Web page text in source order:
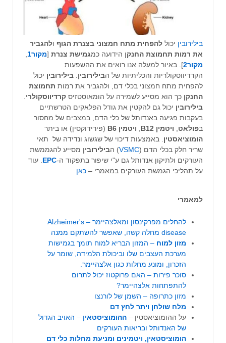
בילירובין יכול להפחית מתח חמצוני בצנרת הגוף ולהגביר
את רמות תחמוצת החנקן הידועה כמגמישת צנרת [מקור1
מקור2 ]. באיור למעלה אנו רואים את ההשפעות
הקרדיווסקולריות והכליתיות של הבילירובין בילירובין יכול
להפחית מתח חמצוני בכלי דם, ולהגביר את רמות תחמוצת
החנקן כך הוא מסייע לשמירה על הומאוסטזיס קרדיווסקולרי
בילירובין יכול גם להקטין את גודל הפלאקים הטרשתיים
בעקבות פגיעה באנדותל של כלי הדם, במצבים של מחסור
בפולאט ויטמין B12 ויטמין B6
(פירידוקסין) או ביתר
הומוציאסטין . באמצעות דיכוי של שגשוג ונדידה של תאי
שריר חלק בכלי הדם (VSMC) הבילירובין מסייע להגממשת
העורקים ולתיקון אנדותל גם ע"י שיפור בתפקוד ה-EPC . עוד
על תהליכי הגמשת העורקים במאמרי – כאן
למאמרי
להחלים מפרקינסון ומאלצהיימר
– Alzheimer's
disease מחלה קשה, שאפשר להשתקם ממנה
מזון למוח – המזון הבריא למוח תומך בגמישות
מערכת העצבים שלו וביכולת הלמידה, שומר על
הזכרון, ומונע מחלות כגון אלצהיימר.
סוכר פירות – האם פרוקטוז יכול לתרום
להתפתחות אלצהיימר?
מזון כתרופה – השמן של לורנצו
מלח שולחן ויתר לחץ דם
על ההומוציאסטין – ההומוציסטאין – האויב הגדול
של האנדותל ובריאות העורקים
הומוציסטאין, ויטמינים ומניעת מחלות כלי דם